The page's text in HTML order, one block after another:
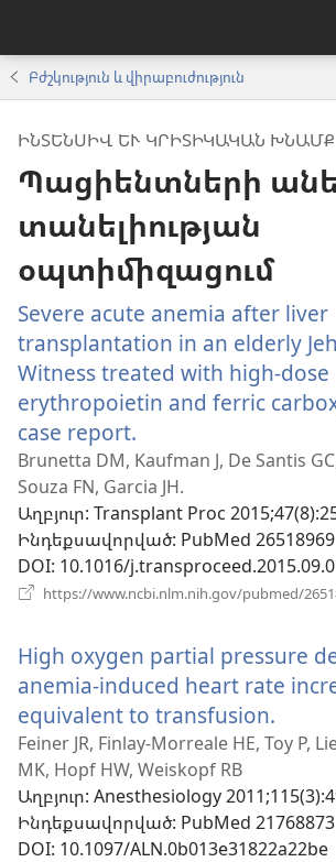
Բժշկություն և վիրաբուժություն
ԻՆՏԵՆՍԻՎ ԵՒ ԿՐԻՏԻԿԱԿԱՆ ԽՆԱՄՔ
Պացիենտների
տանելիության
օպտիմիզացում
Severe acute anemia after liver
transplantation in an elderly
Witness treated with high-dose
erythropoietin and ferric
case report.
է
նոր
պատուհան)
Brunetta DM, Kaufman J, De Santis
Souza FN, Garcia JH.
Աղբյուր‎: Transplant Proc
Ինդեքսավորված‎: PubMed 26518969
DOI‎: 10.1016/
https://www.ncbi.nlm.nih.gov/pubmed/
High oxygen partial pressure
anemia-induced heart rate
equivalent to transfusion.
է
Feiner JR, Finlay-Morreale HE, Toy P,
MK, Hopf HW, Weiskopf RB
Աղբյուր‎: Anesthesiology
Ինդեքսավորված‎: PubMed 21768873
DOI‎: 10.1097/ALN.0b013e31822a22be